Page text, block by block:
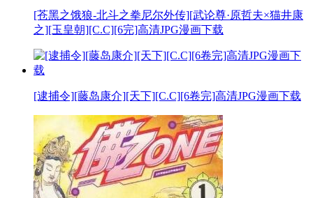
[苍黑之饿狼-北斗之拳尼尔外传][武论尊·原哲夫×猫井康
之][玉皇朝][C.C][6完]高清JPG漫画下载
[逮捕令][藤岛康介][天下][C.C][6卷完]高清JPG漫画下载